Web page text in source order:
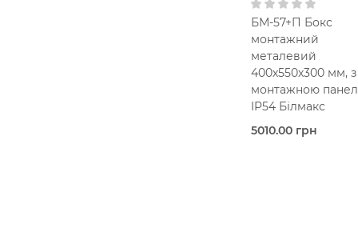
БМ-57+П Бокс
монтажний
металевий
400х550х300 мм, з
монтажною
IP54 Білмакс
5010.00 грн